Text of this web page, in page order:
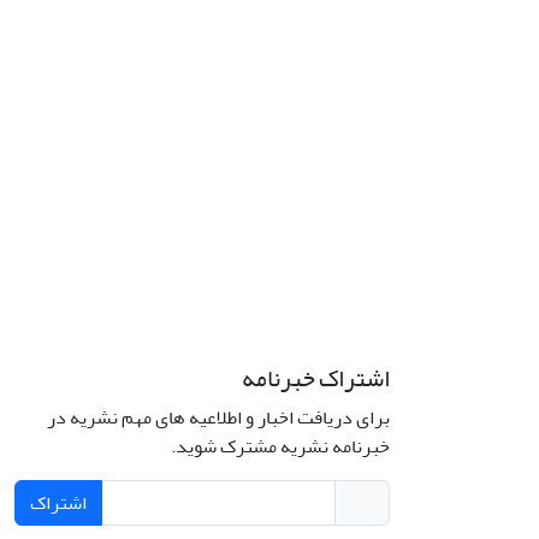
اشتراک خبرنامه
برای دریافت اخبار و اطلاعیه های مهم نشریه در
خبرنامه نشریه مشترک شوید.
اشتراک